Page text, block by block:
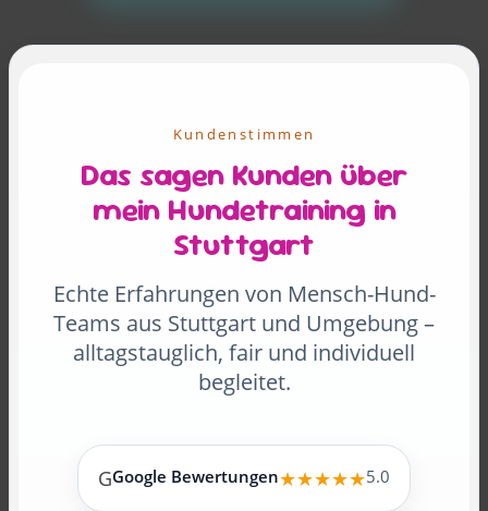
Kundenstimmen
Das sagen Kunden über
mein Hundetraining in
Stuttgart
Echte Erfahrungen von Mensch-Hund-
Teams aus Stuttgart und Umgebung –
alltagstauglich, fair und individuell
begleitet.
GGoogle Bewertungen★★★★★5.0